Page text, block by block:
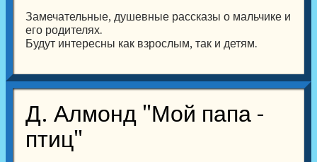
Замечательные, душевные рассказы о мальчике и
его родителях.
Будут интересны как взрослым, так и детям.
Д. Алмонд "Мой папа -
птиц"